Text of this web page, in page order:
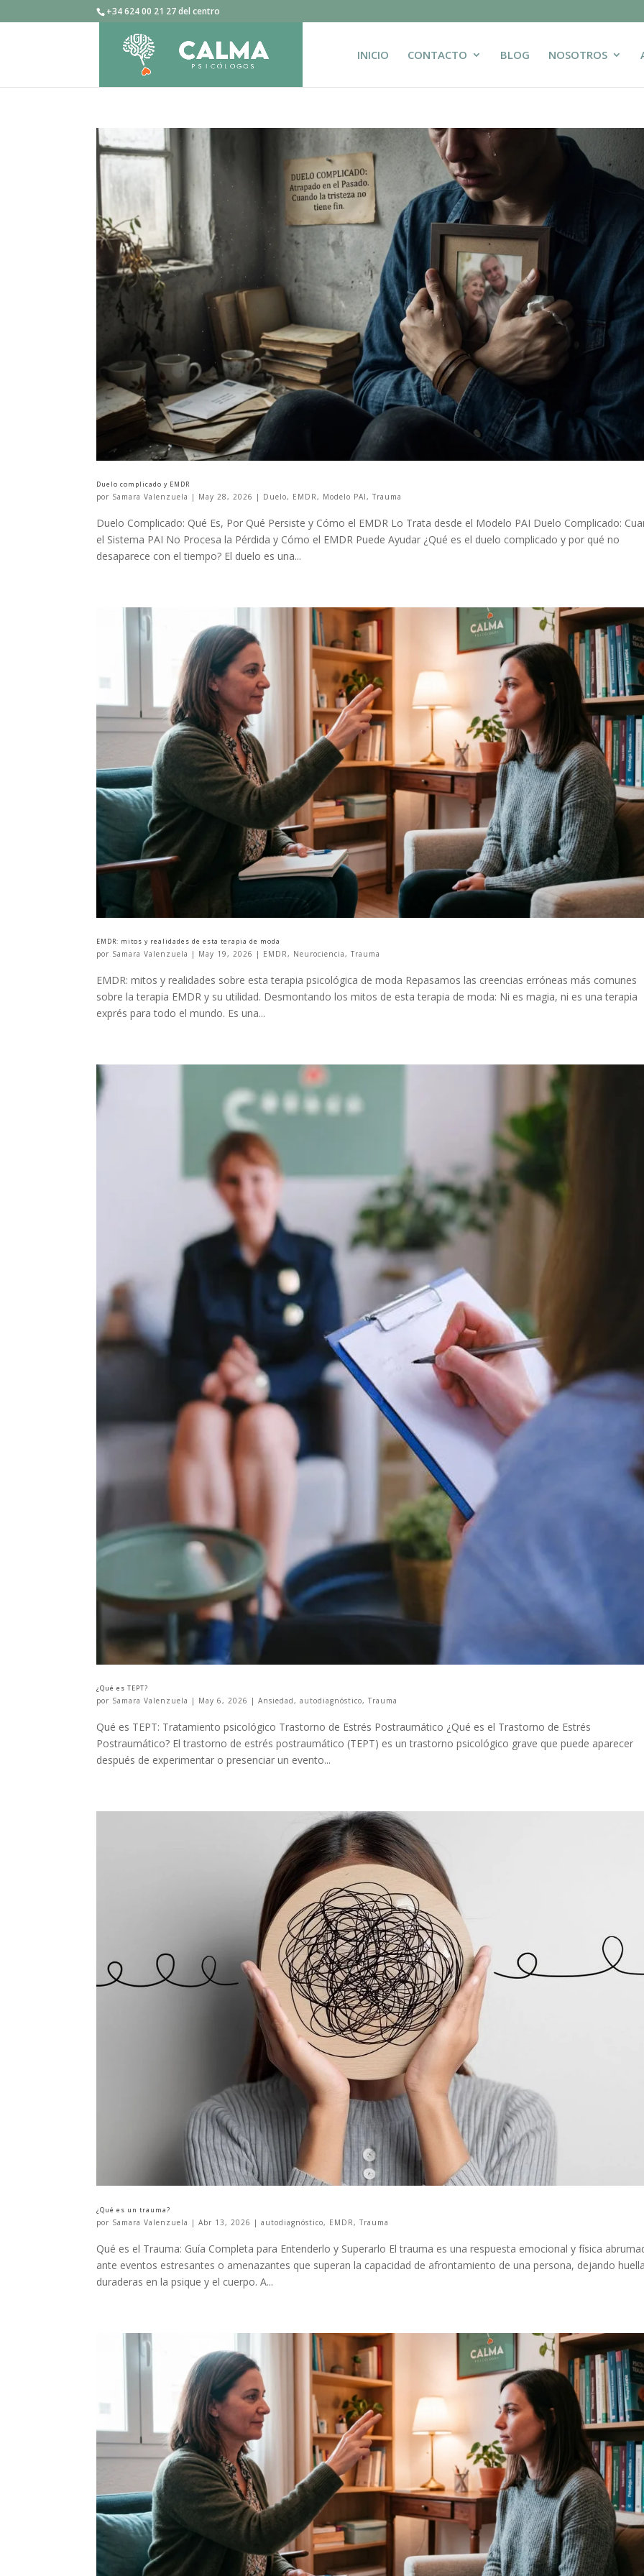
+34 624 00 21 27 del centro
INICIO CONTACTO BLOG NOSOTROS
Duelo complicado y EMDR
por Samara Valenzuela | May 28, 2026 | Duelo, EMDR, Modelo PAI,Trauma
Duelo Complicado: Qué Es, Por Qué Persiste y Cómo el EMDR Lo Trata desde el Modelo PAI Duelo Complicado:
el Sistema PAI No Procesa la Pérdida y Cómo el EMDR Puede Ayudar ¿Qué es el duelo complicado y por qué no
desaparece con el tiempo? El duelo es una...
EMDR: mitos y realidades de esta terapia de moda
por Samara Valenzuela | May 19, 2026 | EMDR, Neurociencia,Trauma
EMDR: mitos y realidades sobre esta terapia psicológica de moda Repasamos las creencias erróneas más comunes
sobre la terapia EMDR y su utilidad. Desmontando los mitos de esta terapia de moda: Ni es magia, ni es una terapia
exprés para todo el mundo. Es una...
¿Qué es TEPT?
por Samara Valenzuela | May 6, 2026 |Ansiedad,autodiagnóstico,Trauma
Qué es TEPT: Tratamiento psicológico Trastorno de Estrés Postraumático ¿Qué es el Trastorno de Estrés
Postraumático? El trastorno de estrés postraumático (TEPT) es un trastorno psicológico grave que puede aparecer
después de experimentar o presenciar un evento...
¿Qué es un trauma?
por Samara Valenzuela |Abr 13, 2026 |autodiagnóstico, EMDR ,Trauma
Qué es el Trauma: Guía Completa para Entenderlo y Superarlo El trauma es una respuesta emocional y física
ante eventos estresantes o amenazantes que superan la capacidad de afrontamiento de una persona, dejando
duraderas en la psique y el cuerpo. A...